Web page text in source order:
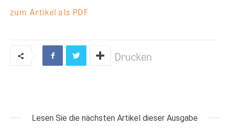
zum Artikel als PDF
Drucken
Lesen Sie die nächsten Artikel dieser Ausgabe